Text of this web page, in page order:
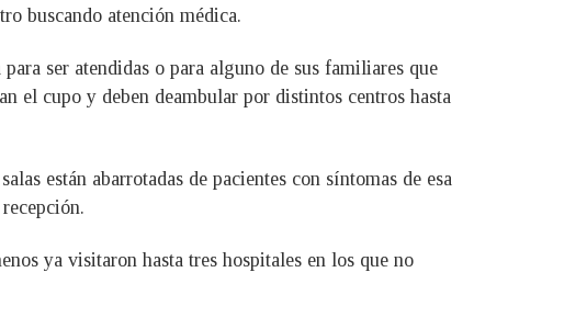
buscando atención médica.
ser atendidas o para alguno de sus familiares que
el cupo y deben deambular por distintos centros hasta
están abarrotadas de pacientes con síntomas de esa
ya visitaron hasta tres hospitales en los que no